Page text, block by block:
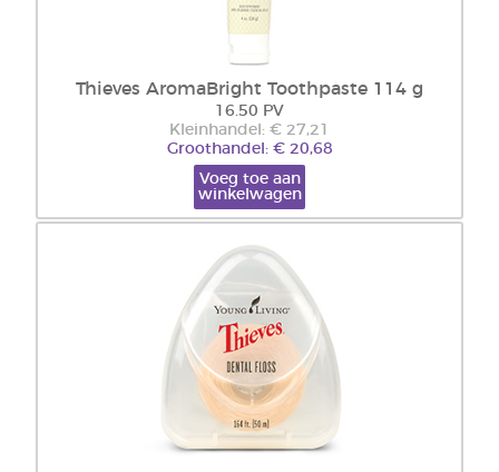
Thieves AromaBright Toothpaste 114 g
16.50 PV
Kleinhandel: € 27,21
Groothandel: € 20,68
Voeg toe aan
winkelwagen